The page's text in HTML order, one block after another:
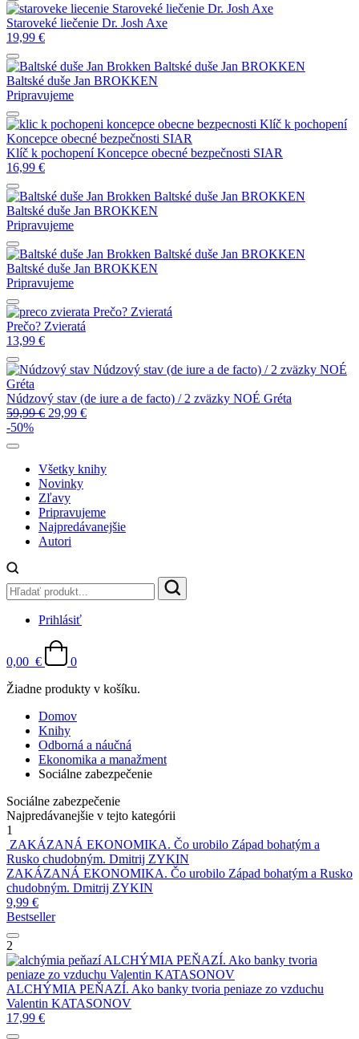
Staroveké liečenie Dr. Josh Axe
Staroveké liečenie Dr. Josh Axe
19,99 €
Baltské duše Jan BROKKEN
Baltské duše Jan BROKKEN
Pripravujeme
Klíč k pochopení
Koncepce obecné bezpečnosti SIAR
Klíč k pochopení Koncepce obecné bezpečnosti SIAR
16,99 €
Baltské duše Jan BROKKEN
Baltské duše Jan BROKKEN
Pripravujeme
Baltské duše Jan BROKKEN
Baltské duše Jan BROKKEN
Pripravujeme
Prečo? Zvieratá
Prečo? Zvieratá
13,99 €
Núdzový stav (de iure a de facto) / 2 zväzky NOÉ
Gréta
Núdzový stav (de iure a de facto) / 2 zväzky NOÉ Gréta
59,99€ 29,99 €
-50%
Všetky knihy
Novinky
Zľavy
Pripravujeme
Najpredávanejšie
Autori
Prihlásiť
0,00 €
0
Žiadne produkty v košíku.
Domov
Knihy
Odborná a náučná
Ekonomika a manažment
Sociálne zabezpečenie
Sociálne zabezpečenie
Najpredávanejšie v tejto kategórii
1
ZAKÁZANÁ EKONOMIKA. Čo urobilo Západ bohatým a
Rusko chudobným. Dmitrij ZYKIN
ZAKÁZANÁ EKONOMIKA. Čo urobilo Západ bohatým a Rusko
chudobným. Dmitrij ZYKIN
9,99 €
Bestseller
2
ALCHÝMIA PEŇAZÍ. Ako banky tvoria
peniaze zo vzduchu Valentin KATASONOV
ALCHÝMIA PEŇAZÍ. Ako banky tvoria peniaze zo vzduchu
Valentin KATASONOV
17,99 €